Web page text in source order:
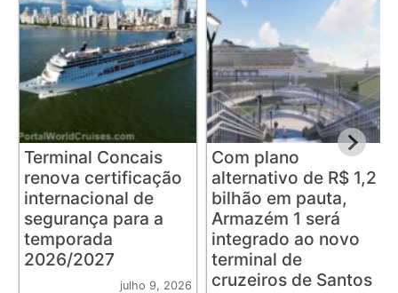
Terminal Concais
renova certificação
internacional de
segurança para a
temporada
2026/2027
julho 9, 2026
Com plano
alternativo de R$ 1,2
bilhão em pauta,
Armazém 1 será
integrado ao novo
terminal de
cruzeiros de Santos